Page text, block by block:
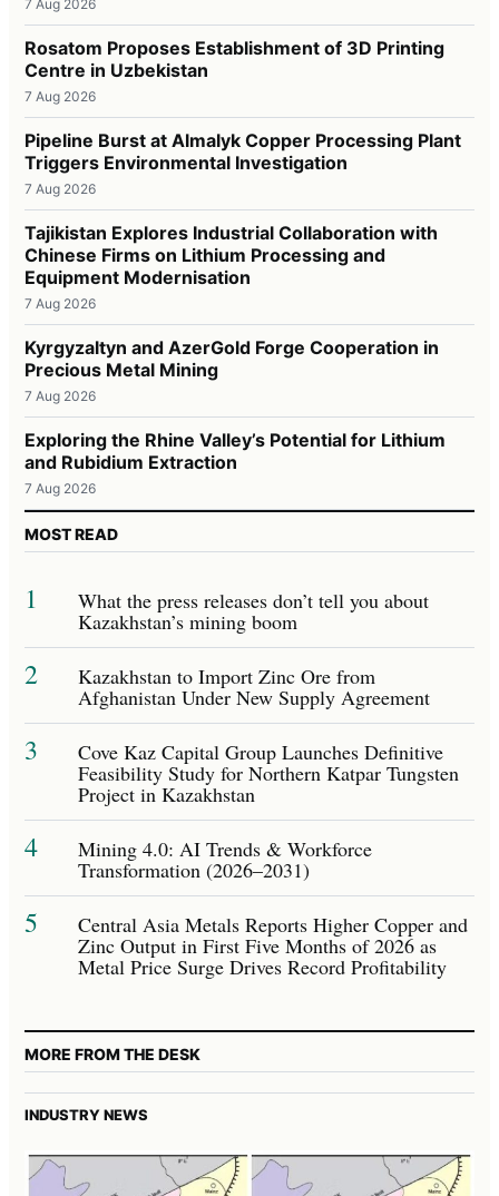
7 Aug 2026
Rosatom Proposes Establishment of 3D Printing
Centre in Uzbekistan
7 Aug 2026
Pipeline Burst at Almalyk Copper Processing Plant
Triggers Environmental Investigation
7 Aug 2026
Tajikistan Explores Industrial Collaboration with
Chinese Firms on Lithium Processing and
Equipment Modernisation
7 Aug 2026
Kyrgyzaltyn and AzerGold Forge Cooperation in
Precious Metal Mining
7 Aug 2026
Exploring the Rhine Valley’s Potential for Lithium
and Rubidium Extraction
7 Aug 2026
MOST READ
1 What the press releases don’t tell you about
Kazakhstan’s mining boom
2 Kazakhstan to Import Zinc Ore from
Afghanistan Under New Supply Agreement
3 Cove Kaz Capital Group Launches Definitive
Feasibility Study for Northern Katpar Tungsten
Project in Kazakhstan
4 Mining 4.0: AI Trends & Workforce
Transformation (2026–2031)
5 Central Asia Metals Reports Higher Copper and
Zinc Output in First Five Months of 2026 as
Metal Price Surge Drives Record Profitability
MORE FROM THE DESK
INDUSTRY NEWS